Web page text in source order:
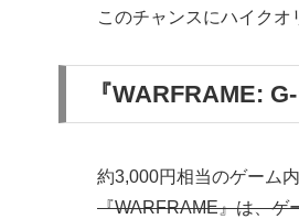
このチャンスにハイクオ
『WARFRAME:
約3,000円相当のゲーム
『WARFRAME』は、ゲ